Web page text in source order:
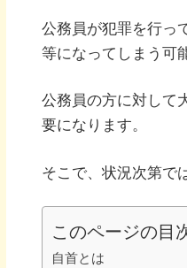
公務員が犯罪を行っ
等になってしまう可
公務員の方に対して
要になります。
そこで、状況次第で
このページの目
自首とは